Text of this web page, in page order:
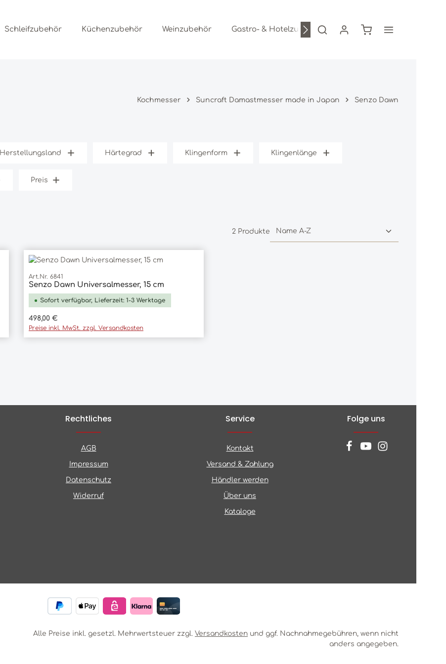
Schleifzubehör Küchenzubehör Weinzubehör Gastro- & Hotelzubehör Freizeitartikel
Warenkorb enthält
Kochmesser Suncraft Damastmesser made in Japan Senzo Dawn
Herstellungsland Härtegrad Klingenform Klingenlänge
Preis
2 Produkte
In den Warenkorb
Art.Nr. 6841
Senzo Dawn Universalmesser, 15 cm
Sofort verfügbar, Lieferzeit: 1-3 Werktage
Regulärer Preis:
498,00 €
Preise inkl. MwSt. zzgl. Versandkosten
Rechtliches
AGB
Impressum
Datenschutz
Widerruf
Service
Kontakt
Versand & Zahlung
Händler werden
Über uns
Kataloge
Folge uns
Alle Preise inkl. gesetzl. Mehrwertsteuer zzgl. Versandkosten und ggf. Nachnahmegebühren, wenn nicht
anders angegeben.